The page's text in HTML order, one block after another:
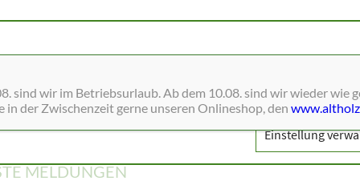
Aktuelles,Coronavirus ,Material,Medien,Menschen,
,Muße,verMischtes,
MELDUNGEN
sind wir im Betriebsurlaub. Ab dem 10.08. sind wir wieder wie
in der Zwischenzeit gerne unseren Onlineshop, den
Dienste wie Schriften, Blätterkataloge, Social-Media und
Einstellung